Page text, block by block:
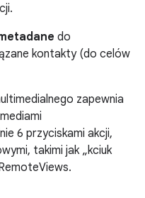
do
kontakty (do celów
zapewnia
6 przyciskami akcji,
takimi jak „kciuk